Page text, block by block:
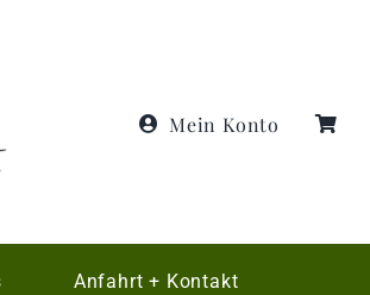
Mein Konto
Anfahrt + Kontakt